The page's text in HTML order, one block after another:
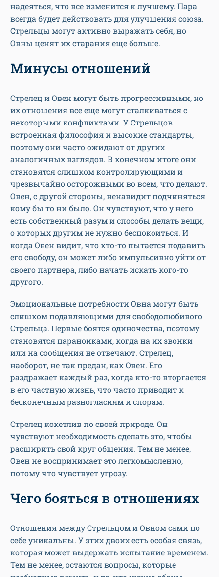
надеяться, что все изменится к лучшему. Пара
всегда будет действовать для улучшения союза.
Стрельцы могут активно выражать себя, но
Овны ценят их старания еще больше.
Минусы отношений
Стрелец и Овен могут быть прогрессивными, но
их отношения все еще могут сталкиваться с
некоторыми конфликтами. У Стрельцов
встроенная философия и высокие стандарты,
поэтому они часто ожидают от других
аналогичных взглядов. В конечном итоге они
становятся слишком контролирующими и
чрезвычайно осторожными во всем, что делают.
Овен, с другой стороны, ненавидит подчиняться
кому бы то ни было. Он чувствуют, что у него
есть собственный разум и способы делать вещи,
о которых другим не нужно беспокоиться. И
когда Овен видит, что кто-то пытается подавить
его свободу, он может либо импульсивно уйти от
своего партнера, либо начать искать кого-то
другого.
Эмоциональные потребности Овна могут быть
слишком подавляющими для свободолюбивого
Стрельца. Первые боятся одиночества, поэтому
становятся параноиками, когда на их звонки
или на сообщения не отвечают. Стрелец,
наоборот, не так предан, как Овен. Его
раздражает каждый раз, когда кто-то вторгается
в его частную жизнь, что часто приводит к
бесконечным разногласиям и спорам.
Стрелец кокетлив по своей природе. Он
чувствуют необходимость сделать это, чтобы
расширить свой круг общения. Тем не менее,
Овен не воспринимает это легкомысленно,
потому что чувствует угрозу.
Чего бояться в отношениях
Отношения между Стрельцом и Овном сами по
себе уникальны. У этих двоих есть особая связь,
которая может выдержать испытание временем.
Тем не менее, остаются вопросы, которые